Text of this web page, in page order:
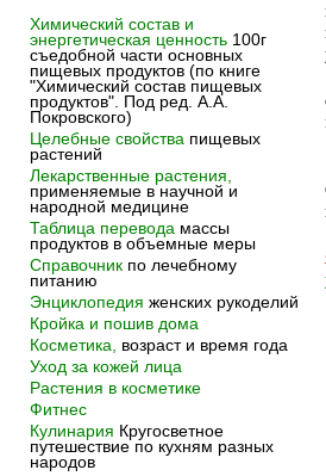
Химический состав и
энергетическая ценность 100г
съедобной части основных
пищевых продуктов (по книге
"Химический состав пищевых
продуктов". Под ред. А.А.
Покровского)
Целебные свойства пищевых
растений
Лекарственные растения,
применяемые в научной и
народной медицине
Таблица перевода массы
продуктов в объемные меры
Справочник по лечебному
питанию
Энциклопедия женских рукоделий
Кройка и пошив дома
Косметика,
возраст и время года
Уход за кожей лица
Растения в косметике
Фитнес
Кулинария Кругосветное
путешествие по кухням разных
народов